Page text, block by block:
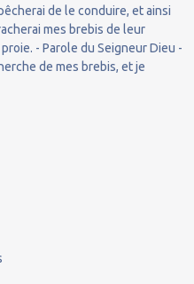
de le conduire, et ainsi
mes brebis de leur
- Parole du Seigneur Dieu -
de mes brebis, et je